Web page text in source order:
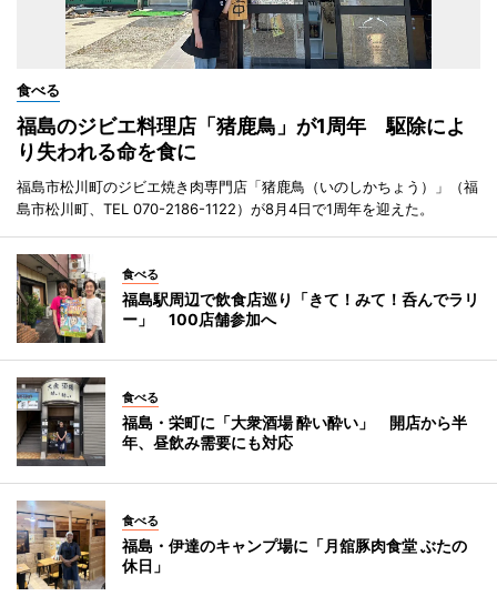
食べる
福島のジビエ料理店「猪鹿鳥」が1周年 駆除によ
り失われる命を食に
福島市松川町のジビエ焼き肉専門店「猪鹿鳥（いのしかちょう）」（福
島市松川町、TEL 070-2186-1122）が8月4日で1周年を迎えた。
食べる
福島駅周辺で飲食店巡り「きて！みて！呑んでラリ
ー」 100店舗参加へ
食べる
福島・栄町に「大衆酒場 酔い酔い」 開店から半
年、昼飲み需要にも対応
食べる
福島・伊達のキャンプ場に「月舘豚肉食堂 ぶたの
休日」